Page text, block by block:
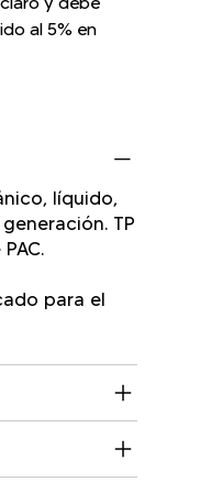
al 5% en
líquido,
TP
para el